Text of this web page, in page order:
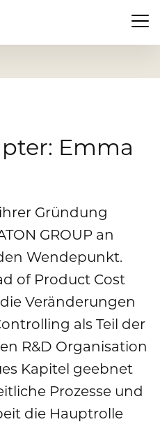
Relations
& Risiko
Emma
Gründung
GROUP an
Wendepunkt.
of Product Cost
Veränderungen
als Teil der
R&D Organisation
Kapitel geebnet
Prozesse und
die Hauptrolle